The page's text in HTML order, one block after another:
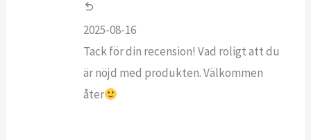
2025-08-16
Tack för din recension! Vad roligt att du
är nöjd med produkten. Välkommen
åter